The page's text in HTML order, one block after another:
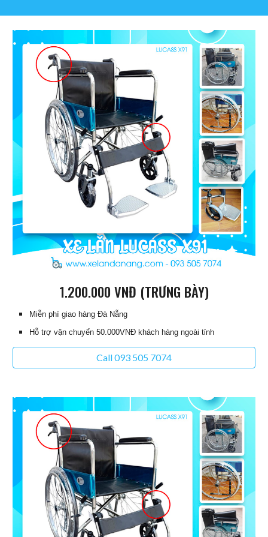
1.200.000 VNĐ (TRƯNG BÀY)
Miễn phí giao hàng Đà Nẵng
Hỗ trợ vận chuyển 50.000VNĐ khách hàng ngoài tỉnh
Call 093 505 7074